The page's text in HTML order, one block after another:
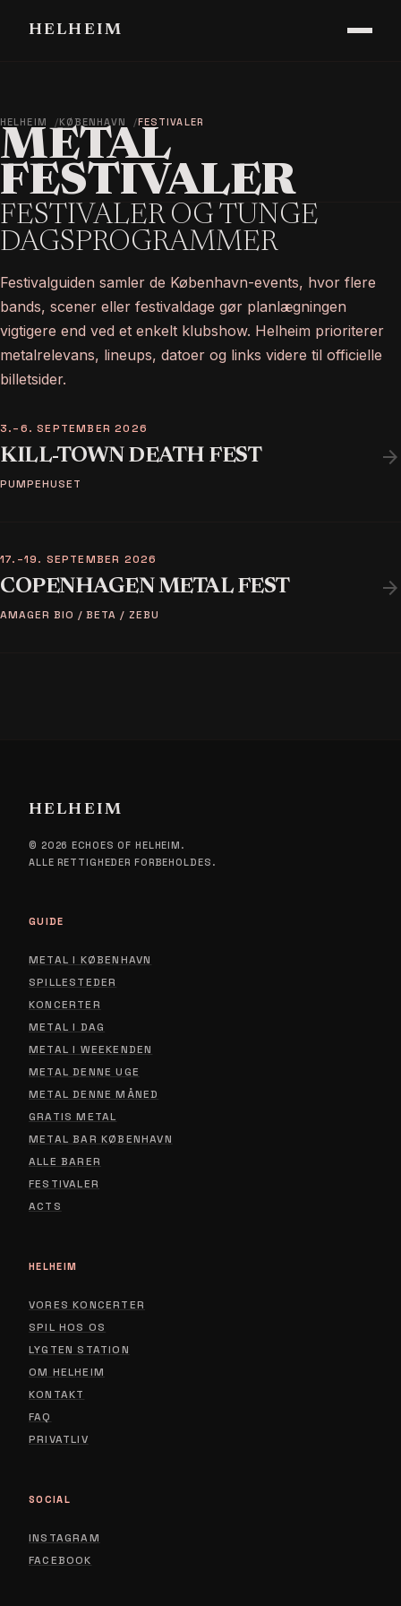
HELHEIM
HELHEIM KØBENHAVN FESTIVALER
METAL
FESTIVALER
FESTIVALER OG TUNGE
DAGSPROGRAMMER
Festivalguiden samler de København-events, hvor flere
bands, scener eller festivaldage gør planlægningen
vigtigere end ved et enkelt klubshow. Helheim prioriterer
metalrelevans, lineups, datoer og links videre til officielle
billetsider.
3.–6. SEPTEMBER 2026
KILL-TOWN DEATH FEST
PUMPEHUSET
arrow_forward
17.–19. SEPTEMBER 2026
COPENHAGEN METAL FEST
AMAGER BIO / BETA / ZEBU
arrow_forward
HELHEIM
© 2026 ECHOES OF HELHEIM.
ALLE RETTIGHEDER FORBEHOLDES.
GUIDE
METAL I KØBENHAVN
SPILLESTEDER
KONCERTER
METAL I DAG
METAL I WEEKENDEN
METAL DENNE UGE
METAL DENNE MÅNED
GRATIS METAL
METAL BAR KØBENHAVN
ALLE BARER
FESTIVALER
ACTS
HELHEIM
VORES KONCERTER
SPIL HOS OS
LYGTEN STATION
OM HELHEIM
KONTAKT
FAQ
PRIVATLIVPRIVACY POLICY
SOCIAL
INSTAGRAM
FACEBOOK